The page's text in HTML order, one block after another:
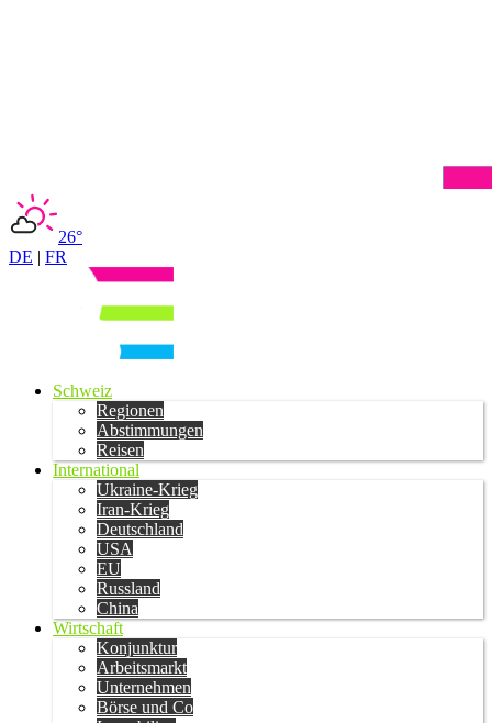
26°
DE | FR
Schweiz
Regionen
Abstimmungen
Reisen
International
Ukraine-Krieg
Iran-Krieg
Deutschland
USA
EU
Russland
China
Wirtschaft
Konjunktur
Arbeitsmarkt
Unternehmen
Börse und Co